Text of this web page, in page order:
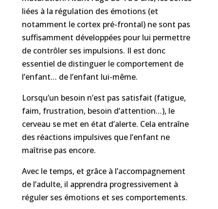
liées à la régulation des émotions (et
notamment le cortex pré-frontal) ne sont pas
suffisamment développées pour lui permettre
de contrôler ses impulsions. Il est donc
essentiel de distinguer le comportement de
l’enfant… de l’enfant lui-même.
Lorsqu’un besoin n’est pas satisfait (fatigue,
faim, frustration, besoin d’attention…), le
cerveau se met en état d’alerte. Cela entraîne
des réactions impulsives que l’enfant ne
maîtrise pas encore.
Avec le temps, et grâce à l’accompagnement
de l’adulte, il apprendra progressivement à
réguler ses émotions et ses comportements.